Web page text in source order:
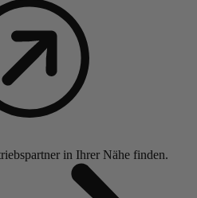
in Ihrer Nähe finden.